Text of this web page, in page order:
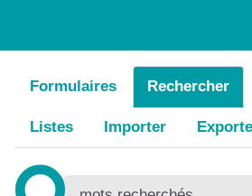
Formulaires Rechercher
Listes Importer